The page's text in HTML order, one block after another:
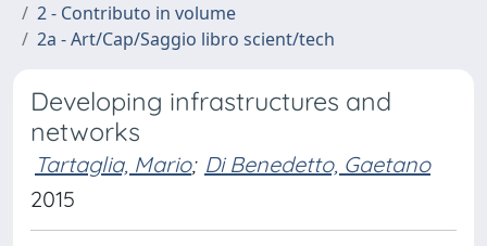
2 - Contributo in volume
2a - Art/Cap/Saggio libro scient/tech
Developing infrastructures and
networks
Tartaglia, Mario; Di Benedetto, Gaetano
2015